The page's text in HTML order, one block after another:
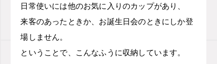
日常使いには他のお気に入りのカップがあり、
来客のあったときか、お誕生日会のときにしか登
場しません。
ということで、こんなふうに収納しています。